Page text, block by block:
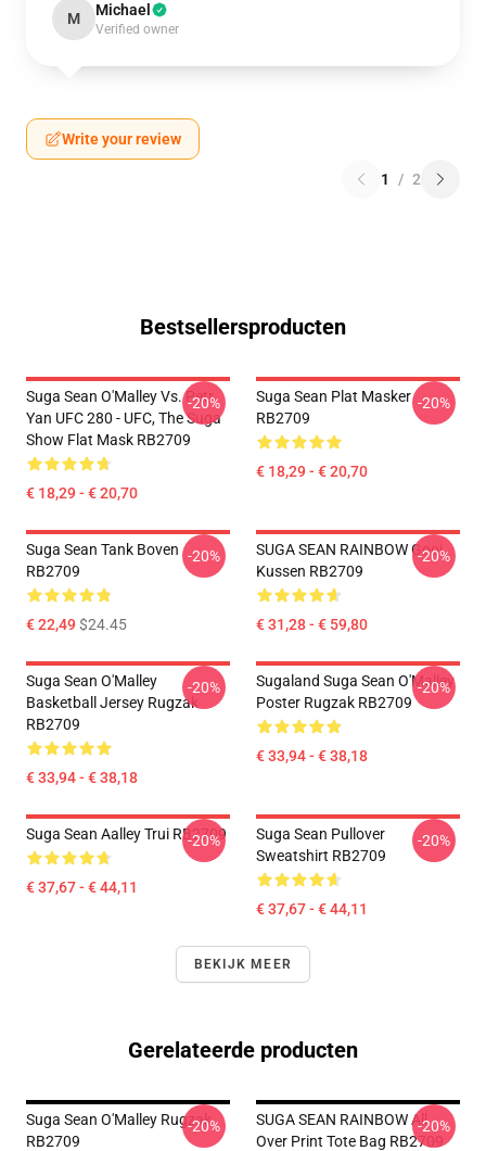
M Michael
Verified owner
Write your review
1 / 2
Bestsellersproducten
Suga Sean O'Malley Vs. Petr
Yan UFC 280 - UFC, The Suga
Show Flat Mask RB2709
€ 18,29 - € 20,70
-20%
Suga Sean Plat Masker
RB2709
€ 18,29 - € 20,70
-20%
Suga Sean Tank Boven
RB2709
€ 22,49$24.45
-20%
SUGA SEAN RAINBOW Gooi
Kussen RB2709
€ 31,28 - € 59,80
-20%
Suga Sean O'Malley
Basketball Jersey Rugzak
RB2709
€ 33,94 - € 38,18
-20%
Sugaland Suga Sean O'Malley
Poster Rugzak RB2709
€ 33,94 - € 38,18
-20%
Suga Sean Aalley Trui RB2709
€ 37,67 - € 44,11
-20%
Suga Sean Pullover
Sweatshirt RB2709
€ 37,67 - € 44,11
-20%
BEKIJK MEER
Gerelateerde producten
Suga Sean O'Malley Rugzak
RB2709
-20%
SUGA SEAN RAINBOW All
Over Print Tote Bag RB2709
-20%